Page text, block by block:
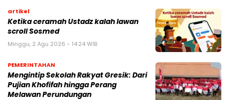
artikel
Ketika ceramah Ustadz kalah lawan
scroll Sosmed
Minggu, 2 Agu 2026 - 14:24 WIB
PEMERINTAHAN
Mengintip Sekolah Rakyat Gresik: Dari
Pujian Khofifah hingga Perang
Melawan Perundungan